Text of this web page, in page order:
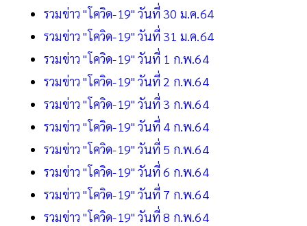
รวมข่าว "โควิด-19" วันที่ 30 ม.ค.64
รวมข่าว "โควิด-19" วันที่ 31 ม.ค.64
รวมข่าว "โควิด-19" วันที่ 1 ก.พ.64
รวมข่าว "โควิด-19" วันที่ 2 ก.พ.64
รวมข่าว "โควิด-19" วันที่ 3 ก.พ.64
รวมข่าว "โควิด-19" วันที่ 4 ก.พ.64
รวมข่าว "โควิด-19" วันที่ 5 ก.พ.64
รวมข่าว "โควิด-19" วันที่ 6 ก.พ.64
รวมข่าว "โควิด-19" วันที่ 7 ก.พ.64
รวมข่าว "โควิด-19" วันที่ 8 ก.พ.64